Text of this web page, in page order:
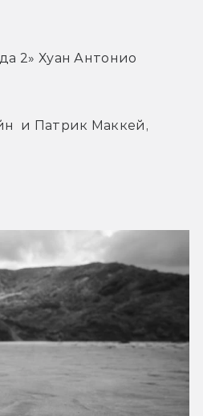
2» Хуан Антонио
и Патрик Маккей,